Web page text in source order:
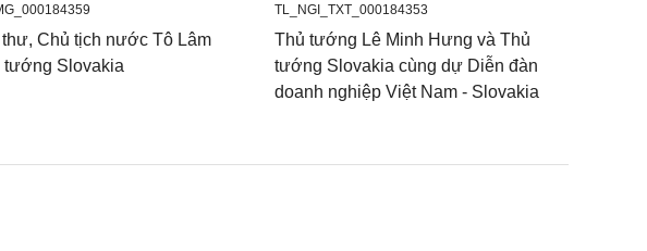
Chủ tịch nước Tô Lâm
tướng Slovakia
TL_NGI_TXT_000184353
Thủ tướng Lê Minh Hưng và Thủ
tướng Slovakia cùng dự Diễn đàn
doanh nghiệp Việt Nam - Slovakia